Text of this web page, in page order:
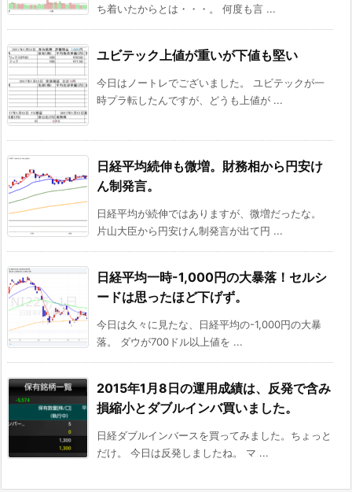
ち着いたからとは・・・。 何度も言 ...
ユビテック上値が重いが下値も堅い
今日はノートレでございました。 ユビテックが一
時プラ転したんですが、どうも上値が ...
日経平均続伸も微増。財務相から円安け
ん制発言。
日経平均が続伸ではありますが、微増だったな。
片山大臣から円安けん制発言が出て円 ...
日経平均一時-1,000円の大暴落！セルシ
ードは思ったほど下げず。
今日は久々に見たな、日経平均の-1,000円の大暴
落。 ダウが700ドル以上値を ...
2015年1月8日の運用成績は、反発で含み
損縮小とダブルインバ買いました。
日経ダブルインバースを買ってみました。ちょっと
だけ。 今日は反発しましたね。 マ ...